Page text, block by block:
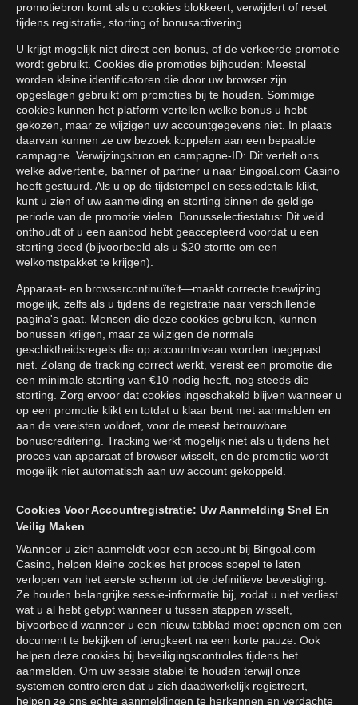
promotiebron komt als u cookies blokkeert, verwijdert of reset
tijdens registratie, storting of bonusactivering.
U krijgt mogelijk niet direct een bonus, of de verkeerde promotie
wordt gebruikt. Cookies die promoties bijhouden: Meestal
worden kleine identificatoren die door uw browser zijn
opgeslagen gebruikt om promoties bij te houden. Sommige
cookies kunnen het platform vertellen welke bonus u hebt
gekozen, maar ze wijzigen uw accountgegevens niet. In plaats
daarvan kunnen ze uw bezoek koppelen aan een bepaalde
campagne. Verwijzingsbron en campagne-ID: Dit vertelt ons
welke advertentie, banner of partner u naar Bingoal.com Casino
heeft gestuurd. Als u op de tijdstempel en sessiedetails klikt,
kunt u zien of uw aanmelding en storting binnen de geldige
periode van de promotie vielen. Bonusselectiestatus: Dit veld
onthoudt of u een aanbod hebt geaccepteerd voordat u een
storting deed (bijvoorbeeld als u $20 stortte om een
welkomstpakket te krijgen).
Apparaat- en browsercontinuïteit—maakt correcte toewijzing
mogelijk, zelfs als u tijdens de registratie naar verschillende
pagina's gaat. Mensen die deze cookies gebruiken, kunnen
bonussen krijgen, maar ze wijzigen de normale
geschiktheidsregels die op accountniveau worden toegepast
niet. Zolang de tracking correct werkt, vereist een promotie die
een minimale storting van €10 nodig heeft, nog steeds die
storting. Zorg ervoor dat cookies ingeschakeld blijven wanneer u
op een promotie klikt en totdat u klaar bent met aanmelden en
aan de vereisten voldoet, voor de meest betrouwbare
bonuscreditering. Tracking werkt mogelijk niet als u tijdens het
proces van apparaat of browser wisselt, en de promotie wordt
mogelijk niet automatisch aan uw account gekoppeld.
Cookies Voor Accountregistratie: Uw Aanmelding Snel En
Veilig Maken
Wanneer u zich aanmeldt voor een account bij Bingoal.com
Casino, helpen kleine cookies het proces soepel te laten
verlopen van het eerste scherm tot de definitieve bevestiging.
Ze houden belangrijke sessie-informatie bij, zodat u niet verliest
wat u al hebt getypt wanneer u tussen stappen wisselt,
bijvoorbeeld wanneer u een nieuw tabblad moet openen om een
document te bekijken of terugkeert na een korte pauze. Ook
helpen deze cookies bij beveiligingscontroles tijdens het
aanmelden. Om uw sessie stabiel te houden terwijl onze
systemen controleren dat u zich daadwerkelijk registreert,
helpen ze ons echte aanmeldingen te herkennen en verdachte